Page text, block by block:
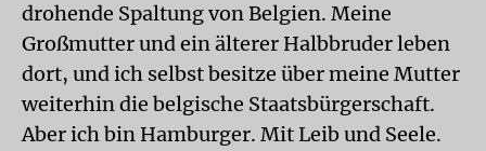
drohende Spaltung von Belgien. Meine
Großmutter und ein älterer Halbbruder leben
dort, und ich selbst besitze über meine Mutter
weiterhin die belgische Staatsbürgerschaft.
Aber ich bin Hamburger. Mit Leib und Seele.